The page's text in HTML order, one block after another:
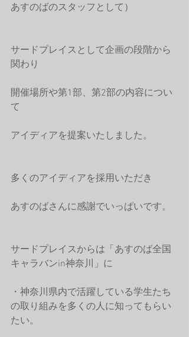
あすのばのスタッフとして）
サードプレイスとして企画の段階から
関わり
開催場所や第1部、第2部の内容につい
て
アイディアを提案いたしました。
多くのアイディアを採用いただき
あすのばさんに感謝でいっぱいです。
サードプレイスからは「あすのば全国
キャラバンin神奈川」に
・神奈川県内で活躍している学生たち
の取り組みを多くの人に知ってもらい
たい。